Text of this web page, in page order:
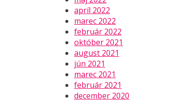
apríl 2022
marec 2022
február 2022
október 2021
august 2021
jún 2021
marec 2021
február 2021
december 2020